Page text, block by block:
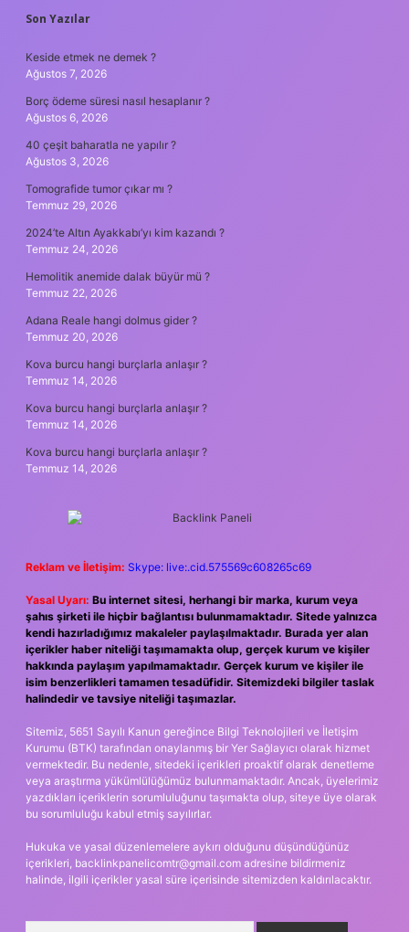
SIDEBAR
Son Yazılar
Keside etmek ne demek ?
Ağustos 7, 2026
Borç ödeme süresi nasıl hesaplanır ?
Ağustos 6, 2026
40 çeşit baharatla ne yapılır ?
Ağustos 3, 2026
Tomografide tumor çıkar mı ?
Temmuz 29, 2026
2024’te Altın Ayakkabı’yı kim kazandı ?
Temmuz 24, 2026
Hemolitik anemide dalak büyür mü ?
Temmuz 22, 2026
Adana Reale hangi dolmus gider ?
Temmuz 20, 2026
Kova burcu hangi burçlarla anlaşır ?
Temmuz 14, 2026
Kova burcu hangi burçlarla anlaşır ?
Temmuz 14, 2026
Kova burcu hangi burçlarla anlaşır ?
Temmuz 14, 2026
Reklam ve İletişim: Skype: live:.cid.575569c608265c69
Yasal Uyarı: Bu internet sitesi, herhangi bir marka, kurum veya
şahıs şirketi ile hiçbir bağlantısı bulunmamaktadır. Sitede yalnızca
kendi hazırladığımız makaleler paylaşılmaktadır. Burada yer alan
içerikler haber niteliği taşımamakta olup, gerçek kurum ve kişiler
hakkında paylaşım yapılmamaktadır. Gerçek kurum ve kişiler ile
isim benzerlikleri tamamen tesadüfidir. Sitemizdeki bilgiler taslak
halindedir ve tavsiye niteliği taşımazlar.
Sitemiz, 5651 Sayılı Kanun gereğince Bilgi Teknolojileri ve İletişim
Kurumu (BTK) tarafından onaylanmış bir Yer Sağlayıcı olarak hizmet
vermektedir. Bu nedenle, sitedeki içerikleri proaktif olarak denetleme
veya araştırma yükümlülüğümüz bulunmamaktadır. Ancak, üyelerimiz
yazdıkları içeriklerin sorumluluğunu taşımakta olup, siteye üye olarak
bu sorumluluğu kabul etmiş sayılırlar.
Hukuka ve yasal düzenlemelere aykırı olduğunu düşündüğünüz
içerikleri, backlinkpanelicomtr@gmail.com adresine bildirmeniz
halinde, ilgili içerikler yasal süre içerisinde sitemizden kaldırılacaktır.